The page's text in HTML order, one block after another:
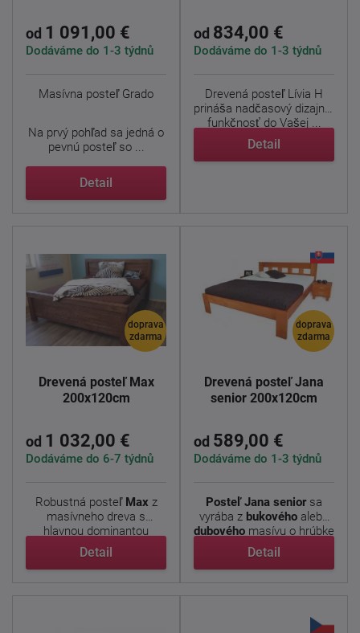
od 1 091,00 €
Dodáváme do 1-3 týdnů
Masívna posteľ Grado
Na prvý pohľad sa jedná o
pevnú posteľ so ...
Detail
od 834,00 €
Dodáváme do 1-3 týdnů
Drevená posteľ Lívia H
prináša nadčasový dizajn a
funkčnosť do Vašej ...
Detail
doprava
zdarma
Drevená posteľ Max
200x120cm
od 1 032,00 €
Dodáváme do 6-7 týdnů
Robustná posteľ Maxz
masívneho dreva s
hlavnou dominantou
trámov v ...
Detail
doprava
zdarma
Drevená posteľ Jana
senior 200x120cm
od 589,00 €
Dodáváme do 1-3 týdnů
Posteľ Jana seniorsa
vyrába z bukového alebo
dubového masívu o hrúbke
...
Detail